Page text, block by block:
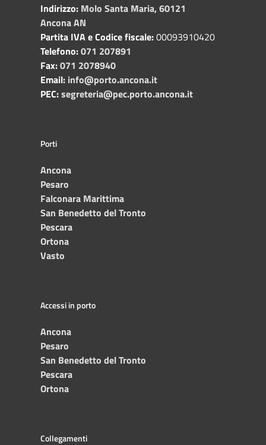
Indirizzo: Molo Santa Maria, 60121
Ancona AN
Partita IVA e Codice fiscale:00093910420
Telefono:071 207891
Fax:071 2078940
Email: info@porto.ancona.it
PEC:segreteria@pec.porto.ancona.it
Porti
Ancona
Pesaro
Falconara Marittima
San Benedetto del Tronto
Pescara
Ortona
Vasto
Accessi in porto
Ancona
Pesaro
San Benedetto del Tronto
Pescara
Ortona
Collegamenti